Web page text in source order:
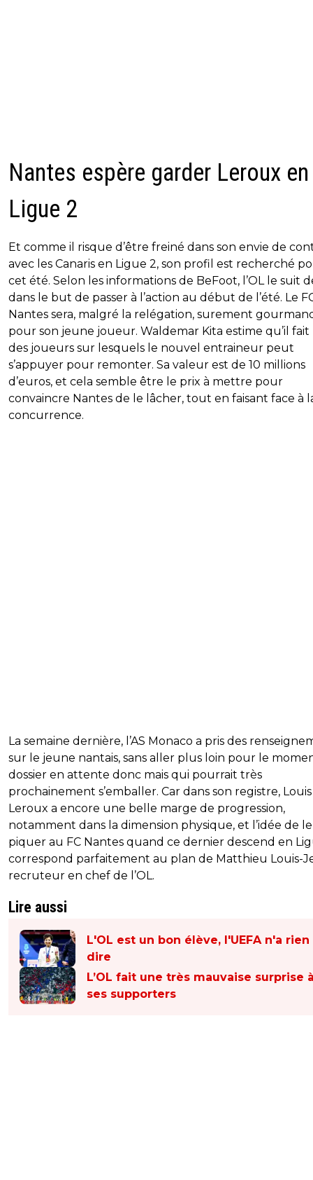
Nantes espère garder Leroux en
Ligue 2
Et comme il risque d’être freiné dans son envie de
avec les Canaris en Ligue 2, son profil est recherché
cet été. Selon les informations de BeFoot, l’OL le suit
dans le but de passer à l’action au début de l’été. Le
Nantes sera, malgré la relégation, surement
pour son jeune joueur. Waldemar Kita estime qu’il
des joueurs sur lesquels le nouvel entraineur peut
s’appuyer pour remonter. Sa valeur est de 10 millions
d’euros, et cela semble être le prix à mettre pour
convaincre Nantes de le lâcher, tout en faisant face à
concurrence.
La semaine dernière, l’AS Monaco a pris des
sur le jeune nantais, sans aller plus loin pour le
dossier en attente donc mais qui pourrait très
prochainement s’emballer. Car dans son registre, Louis
Leroux a encore une belle marge de progression,
notamment dans la dimension physique, et l’idée de le
piquer au FC Nantes quand ce dernier descend en
correspond parfaitement au plan de Matthieu Louis-
recruteur en chef de l’OL.
Lire aussi
L'OL est un bon élève, l'UEFA n'a rien
dire
L’OL fait une très mauvaise surprise
ses supporters